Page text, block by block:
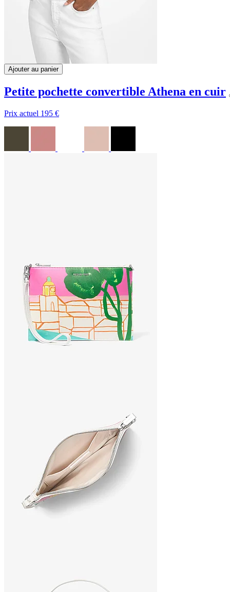
Ajouter au panier
Petite pochette convertible Athena en cuir
Prix actuel 195 €